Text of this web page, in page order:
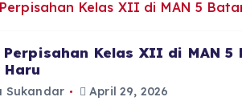
Perpisahan Kelas XII di MAN 5
Haru
Sukandar April 29, 2026